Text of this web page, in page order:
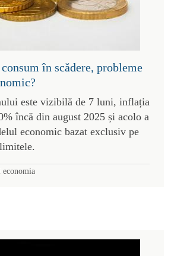
în scădere, probleme
este vizibilă de 7 luni, inflația
încă din august 2025 și acolo a
economic bazat exclusiv pe